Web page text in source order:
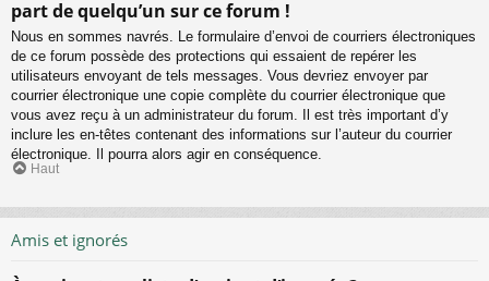
part de quelqu’un sur ce forum !
Nous en sommes navrés. Le formulaire d’envoi de courriers électroniques
de ce forum possède des protections qui essaient de repérer les
utilisateurs envoyant de tels messages. Vous devriez envoyer par
courrier électronique une copie complète du courrier électronique que
vous avez reçu à un administrateur du forum. Il est très important d’y
inclure les en-têtes contenant des informations sur l’auteur du courrier
électronique. Il pourra alors agir en conséquence.
Haut
Amis et ignorés